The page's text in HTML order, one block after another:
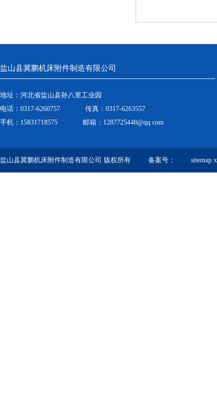
盐山县冀鹏机床附件制造有限公司
地址：河北省盐山县孙八里工业园
电话：0317-6260757 传真：0317-6263557
手机：15831718575 邮箱：1287725448@qq.com
盐山县冀鹏机床附件制造有限公司 版权所有 备案号：